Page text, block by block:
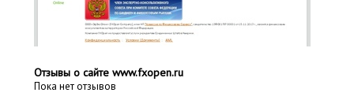
Отзывы о сайте www.fxopen.ru
Пока нет отзывов